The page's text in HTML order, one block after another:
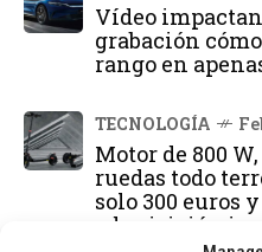
Vídeo
grabación
rango en
TECNOLOGÍA
Motor de 800
ruedas todo
solo 300 euros
adquisición